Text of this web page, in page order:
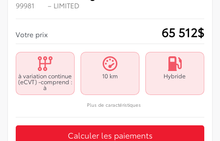
99981 – LIMITED
Votre prix 65 512$
à variation continue
(eCVT) -comprend :
à
10 km Hybride
Plus de caractéristiques
Calculer les paiements